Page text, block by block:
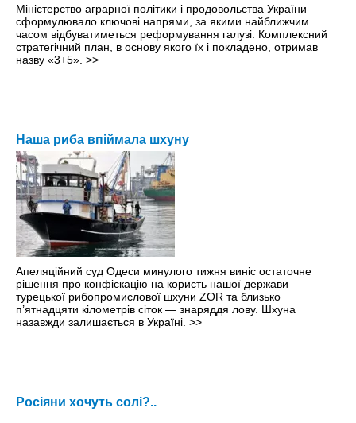
Міністерство аграрної політики і продовольства України
сформулювало ключові напрями, за якими найближчим
часом відбуватиметься реформування галузі. Комплексний
стратегічний план, в основу якого їх і покладено, отримав
назву «3+5». >>
Наша риба впіймала шхуну
Апеляційний суд Одеси минулого тижня виніс остаточне
рішення про конфіскацію на користь нашої держави
турецької рибопромислової шхуни ZOR та близько
п’ятнадцяти кілометрів сіток — знаряддя лову. Шхуна
назавжди залишається в Україні. >>
Росіяни хочуть солі?..